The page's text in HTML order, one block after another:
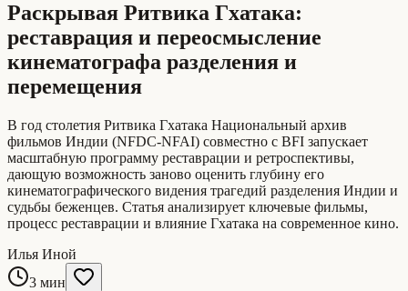
Раскрывая Ритвика Гхатакa:
реставрация и переосмысление
кинематографа разделения и
перемещения
В год столетия Ритвика Гхатакa Национальный архив
фильмов Индии (NFDC-NFAI) совместно с BFI запускает
масштабную программу реставрации и ретроспективы,
дающую возможность заново оценить глубину его
кинематографического видения трагедий разделения Индии и
судьбы беженцев. Статья анализирует ключевые фильмы,
процесс реставрации и влияние Гхатакa на современное кино.
Илья Иной
3 мин